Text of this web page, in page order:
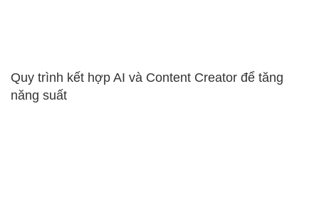
Quy trình kết hợp AI và Content Creator để tăng
năng suất